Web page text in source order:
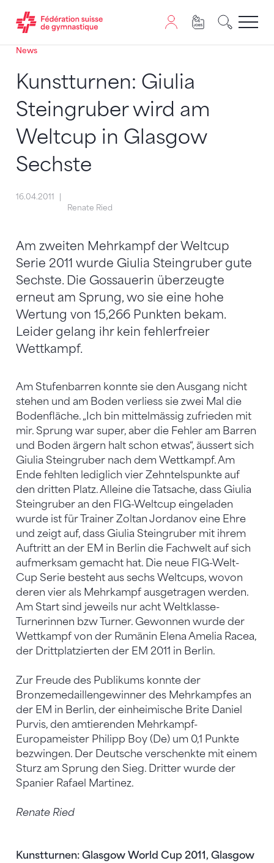
Passer au contenu
Naviguer vers le plan du siten
JavaScript est nécessaire pour naviguer sur ce site.
News
Kunstturnen: Giulia
Steingruber wird am
Weltcup in Glasgow
Sechste
16.04.2011
Renate Ried
Am zweiten Mehrkampf der Weltcup
Serie 2011 wurde Giulia Steingruber gute
Sechste. Die Gossauerin überzeugte
erneut am Sprung, wo sie eine hohe
Wertung von 15,266 Punkten bekam.
Leider gelang ihr kein fehlerfreier
Wettkampf.
Am Stufenbarren konnte sie den Ausgang nicht
stehen und am Boden verliess sie zwei Mal die
Bodenfläche. „Ich bin mittelmässig zufrieden mit
mir. Sprung war super, aber die Fehler am Barren
und Boden ärgern halt schon etwas“, äussert sich
Giulia Steingruber nach dem Wettkampf. Am
Ende fehlten lediglich vier Zehntelspunkte auf
den dritten Platz. Alleine die Tatsache, dass Giulia
Steingruber an den FIG-Weltcup eingeladen
wurde ist für Trainer Zoltan Jordanov eine Ehre
und zeigt auf, dass Giulia Steingruber mit ihrem
Auftritt an der EM in Berlin die Fachwelt auf sich
aufmerksam gemacht hat. Die neue FIG-Welt-
Cup Serie besteht aus sechs Weltcups, wovon
deren vier als Mehrkampf ausgetragen werden.
Am Start sind jeweils nur acht Weltklasse-
Turnerinnen bzw Turner. Gewonnen wurde der
Wettkampf von der Rumänin Elena Amelia Racea,
der Drittplatzierten der EM 2011 in Berlin.
Zur Freude des Publikums konnte der
Bronzemedaillengewinner des Mehrkampfes an
der EM in Berlin, der einheimische Brite Daniel
Purvis, den amtierenden Mehrkampf-
Europameister Philipp Boy (De) um 0,1 Punkte
bezwingen. Der Deutsche verschenkte mit einem
Sturz am Sprung den Sieg. Dritter wurde der
Spanier Rafael Martinez.
Renate Ried
Kunstturnen: Glasgow World Cup 2011, Glasgow